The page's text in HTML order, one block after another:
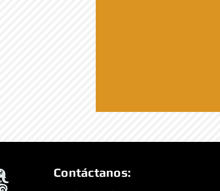
Contáctanos: